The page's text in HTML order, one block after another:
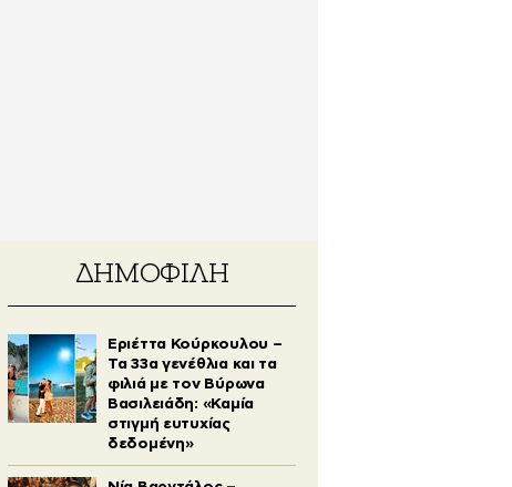
ΔΗΜΟΦΙΛΗ
Εριέττα Κούρκουλου –
Τα 33α γενέθλια και τα
φιλιά με τον Βύρωνα
Βασιλειάδη: «Καμία
στιγμή ευτυχίας
δεδομένη»